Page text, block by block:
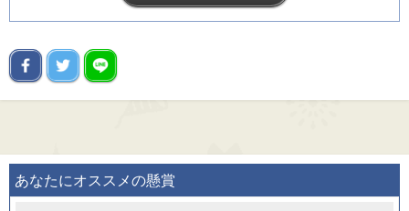
あなたにオススメの懸賞